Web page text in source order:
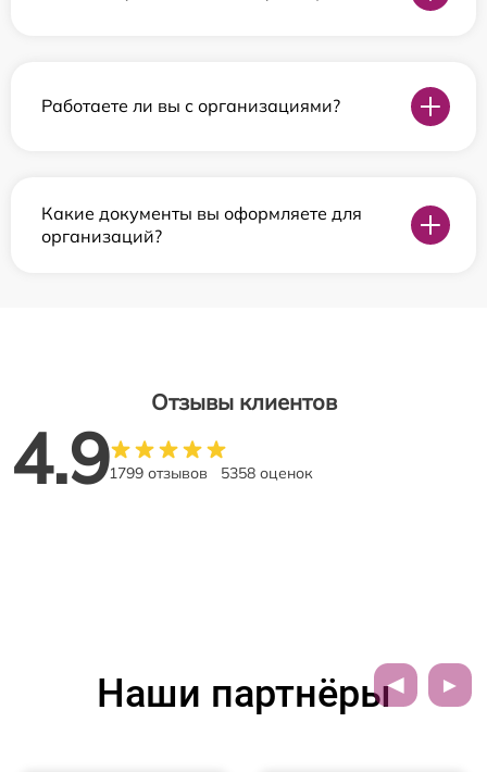
Работаете ли вы с организациями?
Какие документы вы оформляете для
организаций?
Отзывы клиентов
4.91799 отзывов 5358 оценок
Наши партнёры